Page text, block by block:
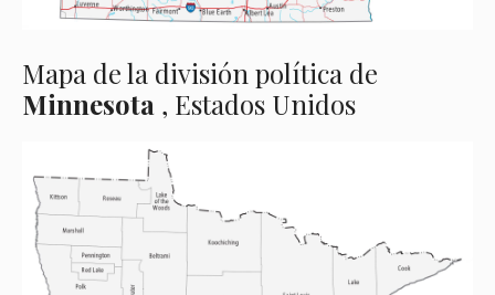
Mapa de la división política de
Minnesota , Estados Unidos